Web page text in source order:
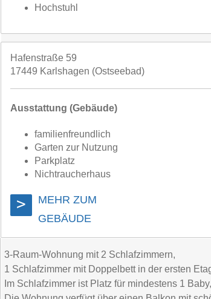
Hochstuhl
Hafenstraße 59
17449 Karlshagen (Ostseebad)
Ausstattung (Gebäude)
familienfreundlich
Garten zur Nutzung
Parkplatz
Nichtraucherhaus
>
MEHR ZUM
GEBÄUDE
3-Raum-Wohnung mit 2 Schlafzimmern,
1 Schlafzimmer mit Doppelbett in der ersten
Im Schlafzimmer ist Platz für mindestens 1